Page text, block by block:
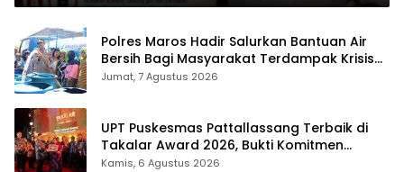
Polres Maros Hadir Salurkan Bantuan Air
Bersih Bagi Masyarakat Terdampak Krisis
Air Bersih Di Maros
Jumat, 7 Agustus 2026
UPT Puskesmas Pattallassang Terbaik di
Takalar Award 2026, Bukti Komitmen
Hadirkan Pelayanan Kesehatan Berkualitas
Kamis, 6 Agustus 2026